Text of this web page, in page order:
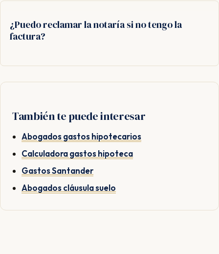
¿Puedo reclamar la notaría si no tengo la
factura?
También te puede interesar
Abogados gastos hipotecarios
Calculadora gastos hipoteca
Gastos Santander
Abogados cláusula suelo